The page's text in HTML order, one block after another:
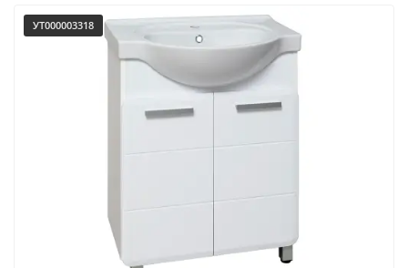
УТ000003318